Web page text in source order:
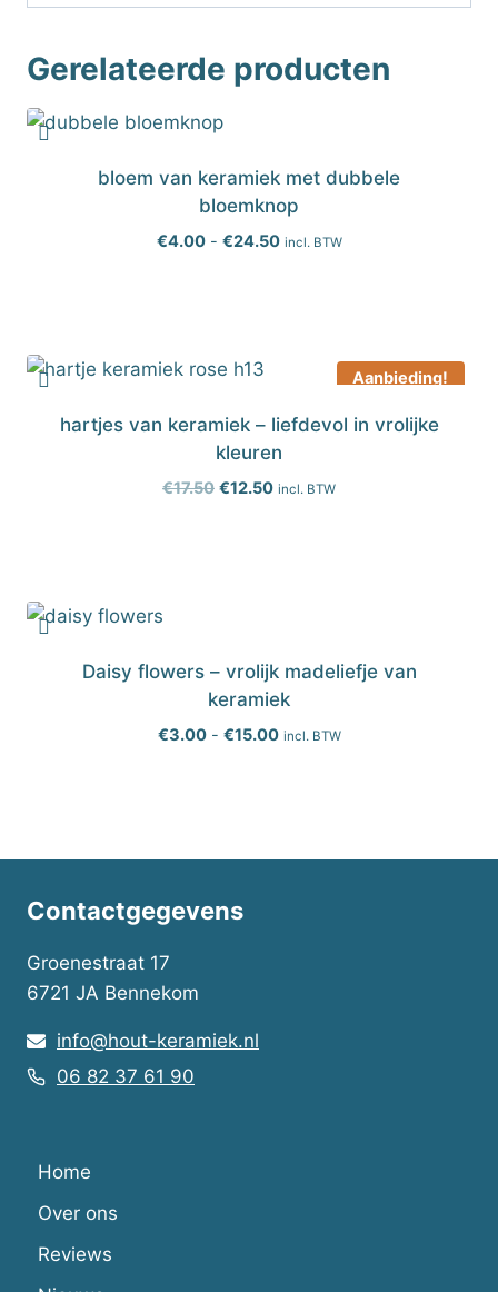
Gerelateerde producten
bloem van keramiek met dubbele
bloemknop
€4.00 - €24.50Prijsklasse:
incl. BTW
Aanbieding!
hartjes van keramiek – liefdevol in vrolijke
kleuren
€17.50 Oorspronkelijke
€12.50Huidige
incl. BTW
Daisy flowers – vrolijk madeliefje van
keramiek
€3.00 - €15.00Prijsklasse:
incl. BTW
Contactgegevens
Groenestraat 17
6721 JA Bennekom
info@hout-keramiek.nl
06 82 37 61 90
Home
Over ons
Reviews